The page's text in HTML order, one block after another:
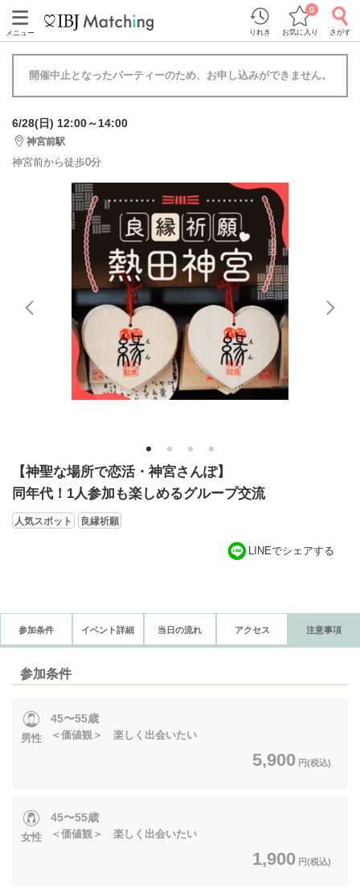
メニュー りれき お気に入り
0
さがす
開催中止となったパーティーのため、お申し込みができません。
6/28(日) 12:00～14:00
神宮前駅
神宮前から徒歩0分
1 2 3 4
【神聖な場所で恋活・神宮さんぽ】
同年代！1人参加も楽しめるグループ交流
人気スポット 良縁祈願
LINEでシェアする
参加条件 イベント詳細 当日の流れ アクセス 注意事項
参加条件
男性
45〜55歳
＜価値観＞ 楽しく出会いたい
5,900 円(税込)
女性
45〜55歳
＜価値観＞ 楽しく出会いたい
1,900 円(税込)